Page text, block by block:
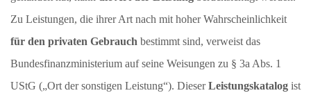
Zu Leistungen, die ihrer Art nach mit hoher Wahrscheinlichkeit
für den privaten Gebrauch bestimmt sind, verweist das
Bundesfinanzministerium auf seine Weisungen zu § 3a Abs. 1
UStG („Ort der sonstigen Leistung“). DieserLeistungskatalog ist